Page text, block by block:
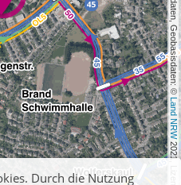
, Kartendaten, Geobasisdaten: ©
Land NRW
2021, Lizenz
Durch die Nutzung